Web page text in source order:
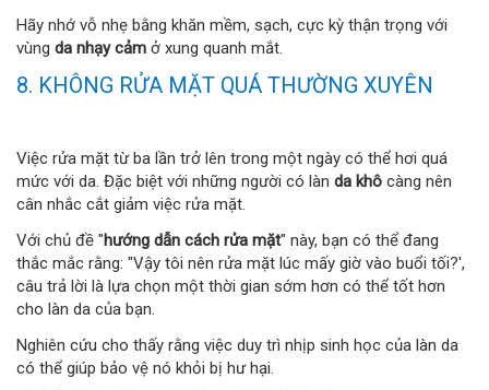
Hãy nhớ vỗ nhẹ bằng khăn mềm, sạch, cực kỳ thận trọng với
vùng da nhạy cảm ở xung quanh mắt.
8. KHÔNG RỬA MẶT QUÁ THƯỜNG XUYÊN
Việc rửa mặt từ ba lần trở lên trong một ngày có thể hơi quá
mức với da. Đặc biệt với những người có làn da khô càng nên
cân nhắc cắt giảm việc rửa mặt.
Với chủ đề "hướng dẫn cách rửa mặt" này, bạn có thể đang
thắc mắc rằng: "Vậy tôi nên rửa mặt lúc mấy giờ vào buổi tối?',
câu trả lời là lựa chọn một thời gian sớm hơn có thể tốt hơn
cho làn da của bạn.
Nghiên cứu cho thấy rằng việc duy trì nhịp sinh học của làn da
có thể giúp bảo vệ nó khỏi bị hư hại.